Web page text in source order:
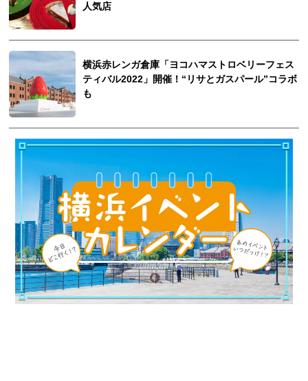
人気店
横浜赤レンガ倉庫「ヨコハマストロベリーフェス
ティバル2022」開催！“リサとガスパール”コラボ
も